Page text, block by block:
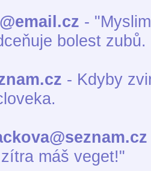
-
bolest zubů.
- Kdyby
máš veget!"